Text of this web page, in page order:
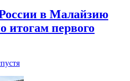
в Малайзию
итогам первого